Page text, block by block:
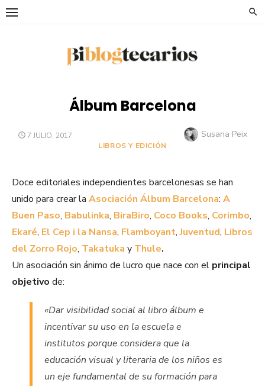
Saltar
Álbum Barcelona
PUBLICADO
7 JULIO, 2017 Autor
Susana Peix
LIBROS Y EDICIÓN
Doce editoriales independientes barcelonesas se han
unido para crear la Asociación Álbum Barcelona: A
Buen Paso, Babulinka, BiraBiro, Coco Books, Corimbo,
Ekaré, El Cep i la Nansa, Flamboyant,Juventud, Libros
del Zorro Rojo, Takatuka y Thule.
Un asociación sin ánimo de lucro que nace con el principal
objetivo de:
«Dar visibilidad social al libro álbum e
incentivar su uso en la escuela e
institutos porque considera que la
educación visual y literaria de los niños es
un eje fundamental de su formación para